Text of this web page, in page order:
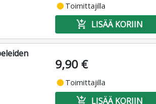
fiber_manual_record Toimittajilla
add_shopping_cart LISÄÄ KORIIN
9,90 €
fiber_manual_record Toimittajilla
add_shopping_cart LISÄÄ KORIIN